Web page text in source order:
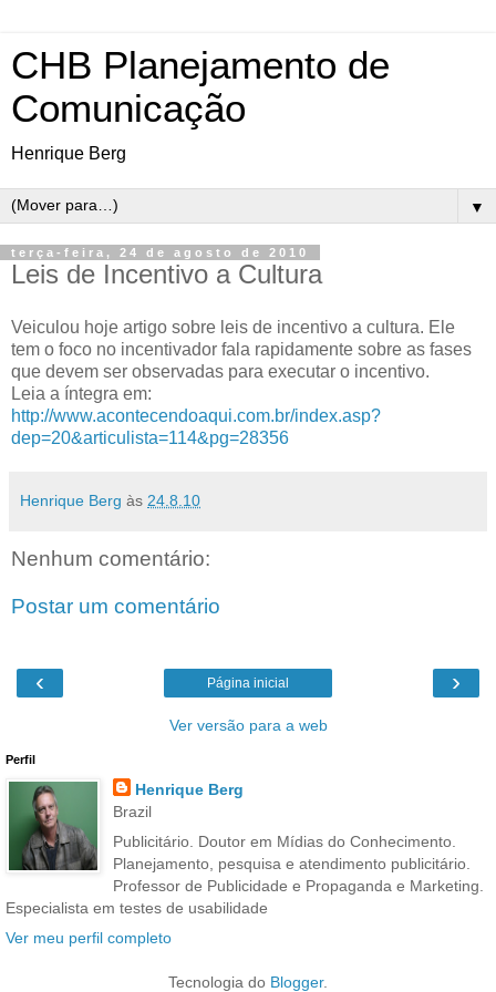
CHB Planejamento de
Comunicação
Henrique Berg
▼
terça-feira, 24 de agosto de 2010
Leis de Incentivo a Cultura
Veiculou hoje artigo sobre leis de incentivo a cultura. Ele
tem o foco no incentivador fala rapidamente sobre as fases
que devem ser observadas para executar o incentivo.
Leia a íntegra em:
http://www.acontecendoaqui.com.br/index.asp?
dep=20&articulista=114&pg=28356
Henrique Berg às 24.8.10
Nenhum comentário:
Postar um comentário
‹ ›
Página inicial
Ver versão para a web
Perfil
Henrique Berg
Brazil
Publicitário. Doutor em Mídias do Conhecimento.
Planejamento, pesquisa e atendimento publicitário.
Professor de Publicidade e Propaganda e Marketing.
Especialista em testes de usabilidade
Ver meu perfil completo
Tecnologia do Blogger.